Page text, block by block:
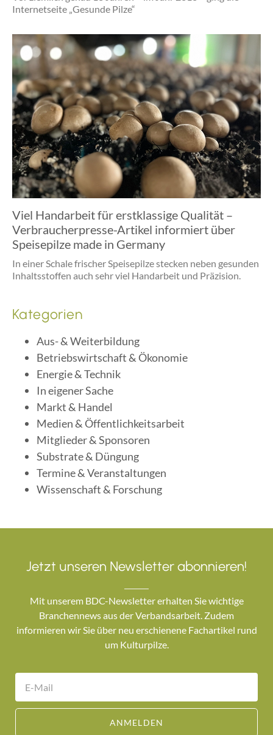
Internetseite „Gesunde Pilze“
Viel Handarbeit für erstklassige Qualität –
Verbraucherpresse-Artikel informiert über
Speisepilze made in Germany
In einer Schale frischer Speisepilze stecken neben gesunden
Inhaltsstoffen auch sehr viel Handarbeit und Präzision.
Kategorien
Aus- & Weiterbildung
Betriebswirtschaft & Ökonomie
Energie & Technik
In eigener Sache
Markt & Handel
Medien & Öffentlichkeitsarbeit
Mitglieder & Sponsoren
Substrate & Düngung
Termine & Veranstaltungen
Wissenschaft & Forschung
Jetzt unseren Newsletter abonnieren!
Mit unserem BDC-Newsletter erhalten Sie wichtige
Branchennews aus der Verbandsarbeit. Zudem
informieren wir Sie über neu erschienene Fachartikel rund
um Kulturpilze.
ANMELDEN